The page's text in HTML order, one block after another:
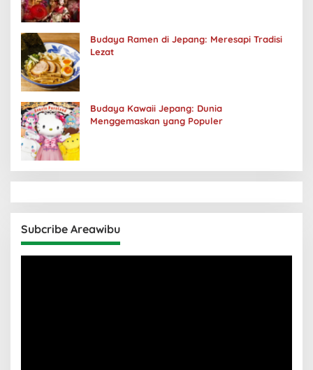
Budaya Ramen di Jepang: Meresapi Tradisi
Lezat
Budaya Kawaii Jepang: Dunia
Menggemaskan yang Populer
Subcribe Areawibu